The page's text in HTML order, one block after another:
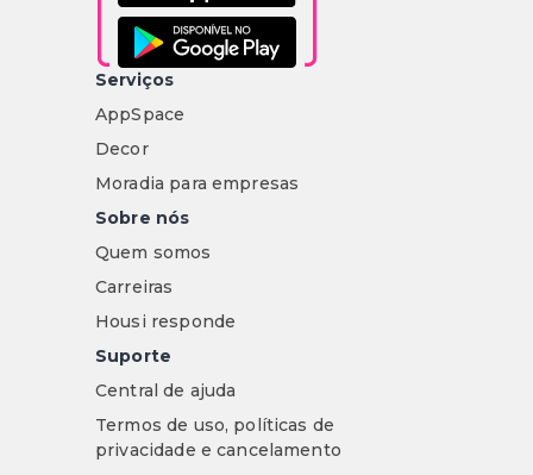
Serviços
AppSpace
Decor
Moradia para empresas
Sobre nós
Quem somos
Carreiras
Housi responde
Suporte
Central de ajuda
Termos de uso, políticas de
privacidade e cancelamento